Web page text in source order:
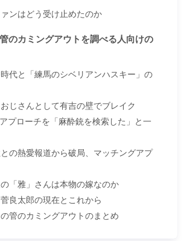
ンはどう受け止めたのか
のカミングアウトを調べる人向けの
代と「練馬のシベリアンハスキー」の
じさんとして有吉の壁でブレイク
プローチを「麻酔銃を検索した」と一
の熱愛報道から破局、マッチングアプ
「雅」さんは本物の嫁なのか
良太郎の現在とこれから
管のカミングアウトのまとめ